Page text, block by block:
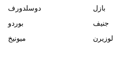
دوسلدورف
بوردو
ميونيخ
بازل
جنيف
لوزيرن